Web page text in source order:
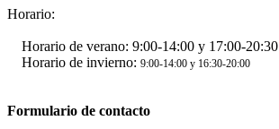
Horario:
Horario de verano: 9:00-14:00 y 17:00-20:30
Horario de invierno: 9:00-14:00 y 16:30-20:00
Formulario de contacto